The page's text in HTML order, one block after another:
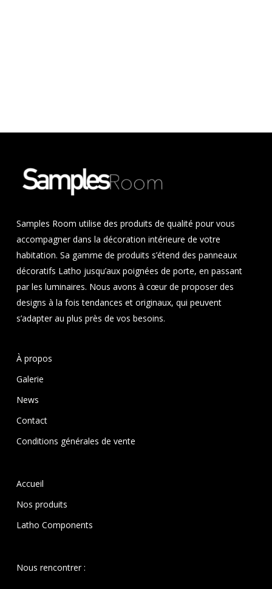
Samples Room utilise des produits de qualité pour vous
accompagner dans la décoration intérieure de votre
habitation. Sa gamme de produits s’étend des panneaux
décoratifs Latho jusqu’aux poignées de porte, en passant
par les luminaires. Nous avons à cœur de proposer des
designs à la fois tendances et originaux, qui peuvent
s’adapter au plus près de vos besoins.
À propos
Galerie
News
Contact
Conditions générales de vente
Accueil
Nos produits
Latho Components
Nous rencontrer :